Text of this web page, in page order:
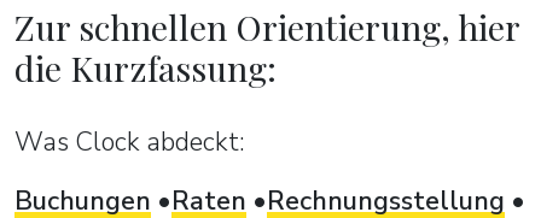
Zur schnellen Orientierung, hier
die Kurzfassung:
Was Clock abdeckt:
Buchungen
Raten
Rechnungsstellung